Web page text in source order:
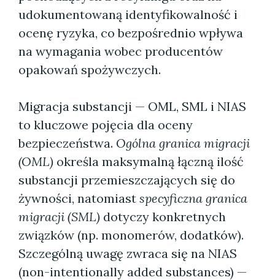
udokumentowaną identyfikowalność i
ocenę ryzyka, co bezpośrednio wpływa
na wymagania wobec producentów
opakowań spożywczych.
Migracja substancji — OML, SML i NIAS
to kluczowe pojęcia dla oceny
bezpieczeństwa. Ogólna granica migracji
(OML) określa maksymalną łączną ilość
substancji przemieszczających się do
żywności, natomiast specyficzna granica
migracji (SML) dotyczy konkretnych
związków (np. monomerów, dodatków).
Szczególną uwagę zwraca się na NIAS
(non-intentionally added substances) —